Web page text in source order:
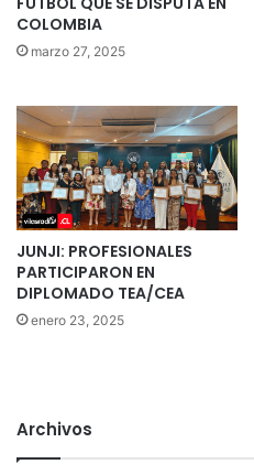
COLOMBIA
marzo 27, 2025
JUNJI: PROFESIONALES
PARTICIPARON EN
DIPLOMADO TEA/CEA
enero 23, 2025
Archivos